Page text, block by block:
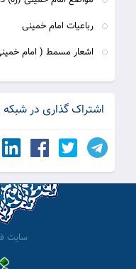
رباعیات امام خمینی
اشعار مسمط ( امام
اشتراک گذاری در
سایت